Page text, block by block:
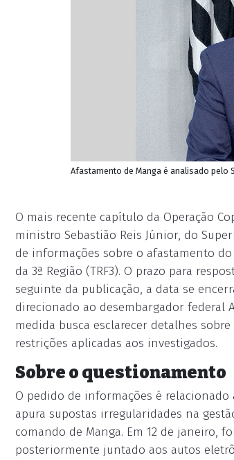
Afastamento de Manga é analisado pelo
O mais recente capítulo da Operação
ministro Sebastião Reis Júnior, do
de informações sobre o afastamento
da 3ª Região (TRF3). O prazo para
seguinte da publicação, a data se
direcionado ao desembargador federal
medida busca esclarecer detalhes
restrições aplicadas aos investigados.
Sobre o questionamento
O pedido de informações é relacionado
apura supostas irregularidades na
comando de Manga. Em 12 de janeiro,
posteriormente juntado aos autos